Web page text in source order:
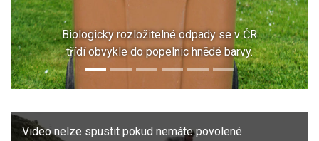
Biologicky rozložitelné odpady se v ČR
třídí obvykle do popelnic hnědé barvy.
Video nelze spustit pokud nemáte povolené